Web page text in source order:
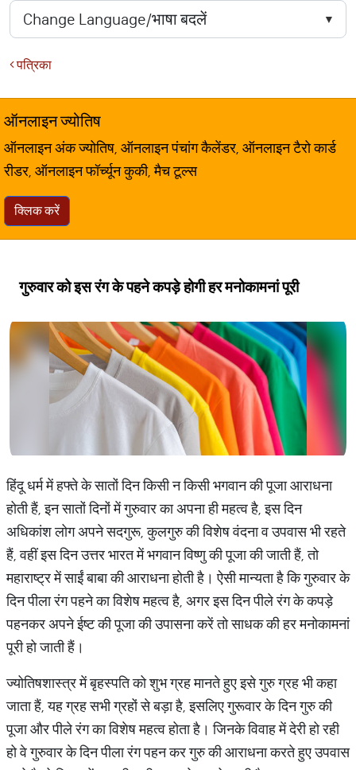
पत्रिका
ऑनलाइन ज्योतिष
ऑनलाइन अंक ज्योतिष, ऑनलाइन पंचांग कैलेंडर, ऑनलाइन टैरो कार्ड
रीडर, ऑनलाइन फॉर्च्यून कुकी, मैच टूल्स
क्लिक करें
गुरुवार को इस रंग के पहने कपड़े होगी हर मनोकामनां पूरी
हिंदू धर्म में हफ्ते के सातों दिन किसी न किसी भगवान की पूजा आराधना
होती हैं, इन सातों दिनों में गुरुवार का अपना ही महत्व है, इस दिन
अधिकांश लोग अपने सदगुरू, कुलगुरु की विशेष वंदना व उपवास भी रहते
हैं, वहीं इस दिन उत्तर भारत में भगवान विष्णु की पूजा की जाती हैं, तो
महाराष्ट्र में साईं बाबा की आराधना होती है। ऐसी मान्यता है कि गुरुवार के
दिन पीला रंग पहने का विशेष महत्व है, अगर इस दिन पीले रंग के कपड़े
पहनकर अपने ईष्ट की पूजा की उपासना करें तो साधक की हर मनोकामनां
पूरी हो जाती हैं।
ज्योतिषशास्त्र में बृहस्पति को शुभ ग्रह मानते हुए इसे गुरु ग्रह भी कहा
जाता हैं, यह ग्रह सभी ग्रहों से बड़ा है, इसलिए गुरूवार के दिन गुरु की
पूजा और पीले रंग का विशेष महत्व होता है। जिनके विवाह में देरी हो रही
हो वे गुरुवार के दिन पीला रंग पहन कर गुरु की आराधना करते हुए उपवास